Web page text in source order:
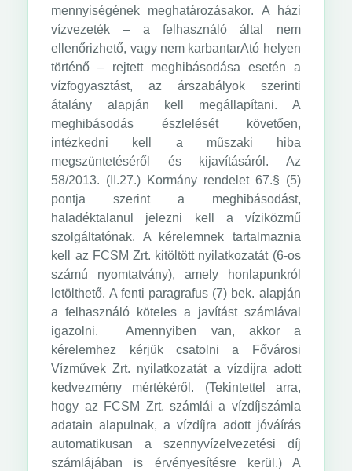
mennyiségének meghatározásakor. A házi
vízvezeték – a felhasználó által nem
ellenőrizhető, vagy nem karbantarAtó helyen
történő – rejtett meghibásodása esetén a
vízfogyasztást, az árszabályok szerinti
átalány alapján kell megállapítani. A
meghibásodás észlelését követően,
intézkedni kell a műszaki hiba
megszüntetéséről és kijavításáról. Az
58/2013. (II.27.) Kormány rendelet 67.§ (5)
pontja szerint a meghibásodást,
haladéktalanul jelezni kell a víziközmű
szolgáltatónak. A kérelemnek tartalmaznia
kell az FCSM Zrt. kitöltött nyilatkozatát (6-os
számú nyomtatvány), amely honlapunkról
letölthető. A fenti paragrafus (7) bek. alapján
a felhasználó köteles a javítást számlával
igazolni. Amennyiben van, akkor a
kérelemhez kérjük csatolni a Fővárosi
Vízművek Zrt. nyilatkozatát a vízdíjra adott
kedvezmény mértékéről. (Tekintettel arra,
hogy az FCSM Zrt. számlái a vízdíjszámla
adatain alapulnak, a vízdíjra adott jóváírás
automatikusan a szennyvízelvezetési díj
számlájában is érvényesítésre kerül.) A